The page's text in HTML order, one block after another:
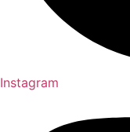
Instagram